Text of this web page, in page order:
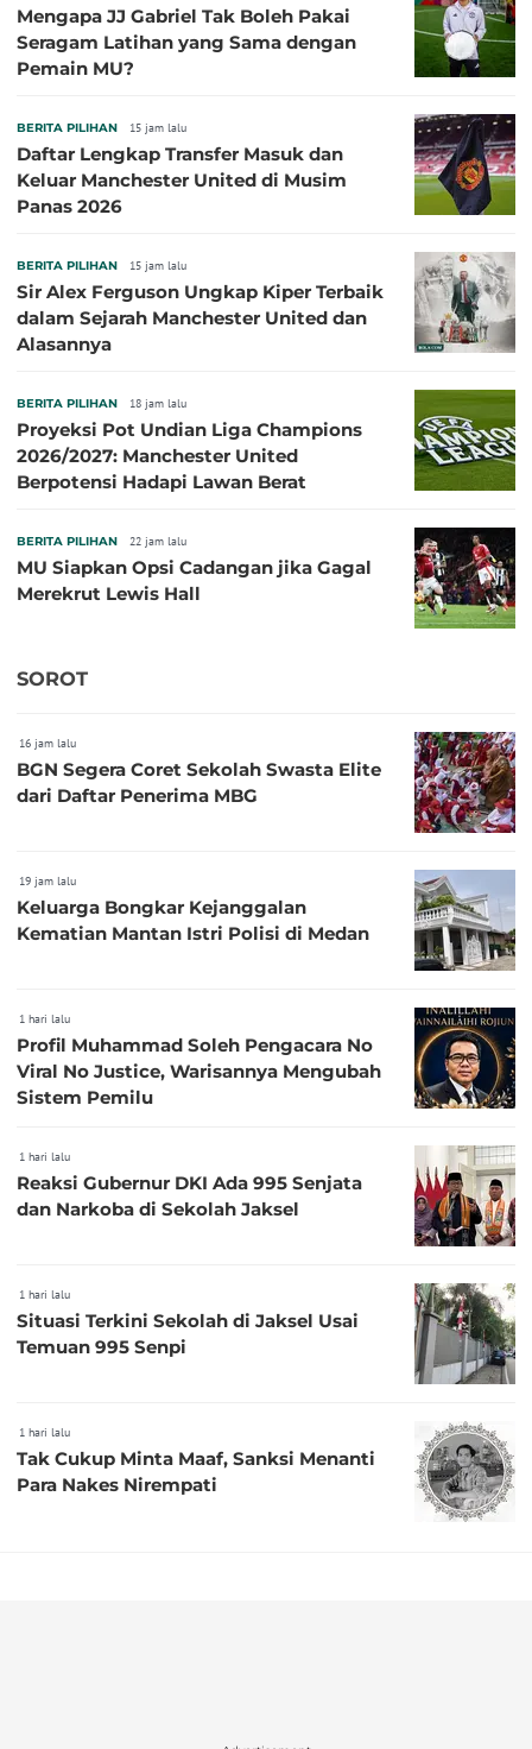
Mengapa JJ Gabriel Tak Boleh Pakai
Seragam Latihan yang Sama dengan
Pemain MU?
BERITA PILIHAN 15 jam lalu
Daftar Lengkap Transfer Masuk dan
Keluar Manchester United di Musim
Panas 2026
BERITA PILIHAN 15 jam lalu
Sir Alex Ferguson Ungkap Kiper Terbaik
dalam Sejarah Manchester United dan
Alasannya
BERITA PILIHAN 18 jam lalu
Proyeksi Pot Undian Liga Champions
2026/2027: Manchester United
Berpotensi Hadapi Lawan Berat
BERITA PILIHAN 22 jam lalu
MU Siapkan Opsi Cadangan jika Gagal
Merekrut Lewis Hall
SOROT
16 jam lalu
BGN Segera Coret Sekolah Swasta Elite
dari Daftar Penerima MBG
19 jam lalu
Keluarga Bongkar Kejanggalan
Kematian Mantan Istri Polisi di Medan
1 hari lalu
Profil Muhammad Soleh Pengacara No
Viral No Justice, Warisannya Mengubah
Sistem Pemilu
1 hari lalu
Reaksi Gubernur DKI Ada 995 Senjata
dan Narkoba di Sekolah Jaksel
1 hari lalu
Situasi Terkini Sekolah di Jaksel Usai
Temuan 995 Senpi
1 hari lalu
Tak Cukup Minta Maaf, Sanksi Menanti
Para Nakes Nirempati